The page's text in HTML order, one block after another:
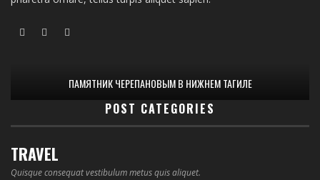
ПАМЯТНИК ЧЕРЕПАНОВЫМ В НИЖНЕМ ТАГИЛЕ
POST CATEGORIES
TRAVEL
Quisque consequat vestibulum metus quis aliquet.